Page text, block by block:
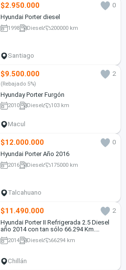
$2.950.000
0
Hyundai Porter diesel
1998 Diesel 200000 km
Santiago
$9.500.000 2
(Rebajado 5%)
Hyunday Porter Furgón
2010 Diesel 103 km
Macul
$12.000.000
0
Hyundai Porter Año 2016
2016 Diesel 175000 km
Talcahuano
$11.490.000
2
Hyundai Porter II Refrigerada 2.5 Diesel
año 2014 con tan sólo 66.294 Km.
Equipada con caja refrigerada
profesional y equipo frigorífico
2014 Diesel 66294 km
Chillán